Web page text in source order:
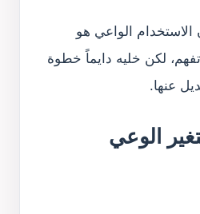
الواعي هو
لكن خليه دايماً خطوة
عنها.
الوعي